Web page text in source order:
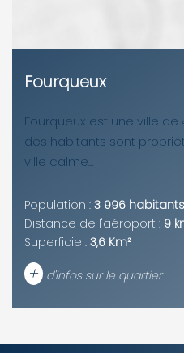
Fourqueux
Fourqueux est une ville
des habitants sont
ville calme...
Population : 3 996 habitants
Distance de l'aéroport : 9
Superficie : 3,6 Km²
+ d'infos sur le quartier